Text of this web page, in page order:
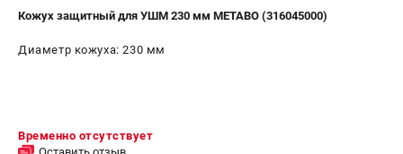
Кожух защитный для УШМ 230 мм METABO (316045000)
Диаметр кожуха: 230 мм
Временно отсутствует